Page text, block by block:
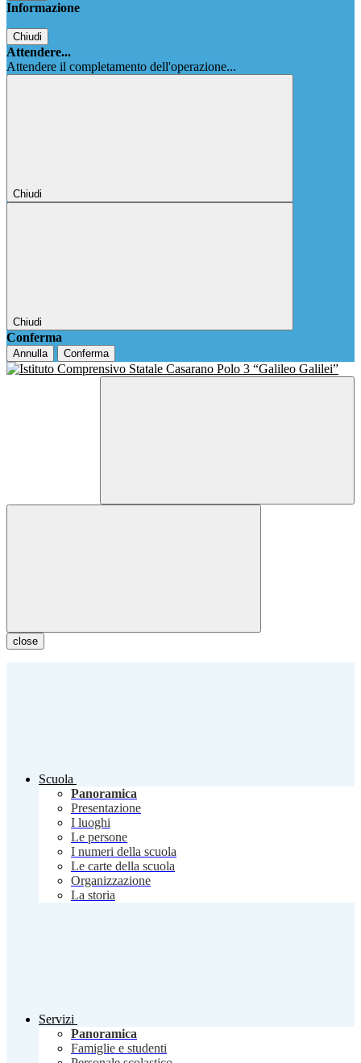
Informazione
Chiudi
Attendere...
Attendere il completamento dell'operazione...
Chiudi
Chiudi
Conferma
Annulla Conferma
close
Scuola
Panoramica
Presentazione
I luoghi
Le persone
I numeri della scuola
Le carte della scuola
Organizzazione
La storia
Servizi
Panoramica
Famiglie e studenti